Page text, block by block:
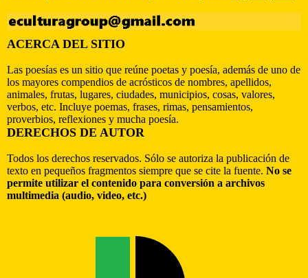
ACERCA DEL SITIO
Las poesías es un sitio que reúne poetas y poesía, además de uno de
los mayores compendios de acrósticos de nombres, apellidos,
animales, frutas, lugares, ciudades, municipios, cosas, valores,
verbos, etc. Incluye poemas, frases, rimas, pensamientos,
proverbios, reflexiones y mucha poesía.
DERECHOS DE AUTOR
Todos los derechos reservados. Sólo se autoriza la publicación de
texto en pequeños fragmentos siempre que se cite la fuente. No se
permite utilizar el contenido para conversión a archivos
multimedia (audio, video, etc.)